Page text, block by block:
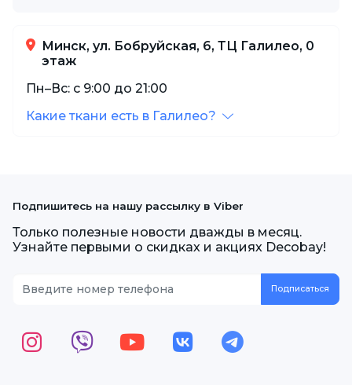
Минск, ул. Бобруйская, 6, ТЦ Галилео, 0
этаж
Пн–Вс: с 9:00 до 21:00
Какие ткани есть в Галилео?
Подпишитесь на нашу рассылку в Viber
Только полезные новости дважды в месяц.
Узнайте первыми о скидках и акциях Decobay!